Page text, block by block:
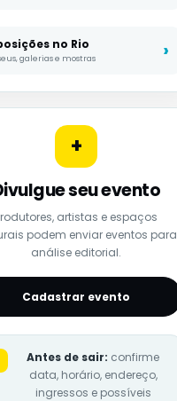
no Rio
galerias e mostras
+
seu evento
artistas e espaços
podem enviar eventos para
análise editorial.
Cadastrar evento
Antes de sair: confirme
data, horário, endereço,
ingressos e possíveis